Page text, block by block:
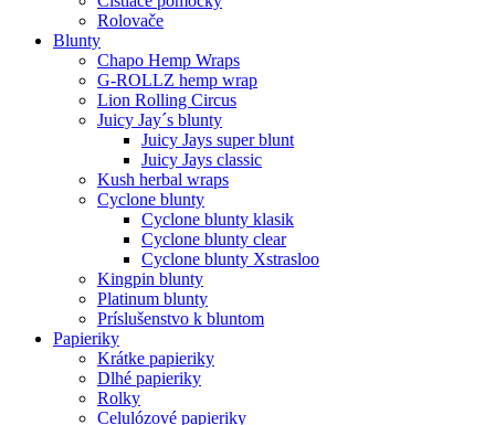
Rolovače
Blunty
Chapo Hemp Wraps
G-ROLLZ hemp wrap
Lion Rolling Circus
Juicy Jay´s blunty
Juicy Jays super blunt
Juicy Jays classic
Kush herbal wraps
Cyclone blunty
Cyclone blunty klasik
Cyclone blunty clear
Cyclone blunty Xstrasloo
Kingpin blunty
Platinum blunty
Príslušenstvo k bluntom
Papieriky
Krátke papieriky
Dlhé papieriky
Rolky
Celulózové papieriky